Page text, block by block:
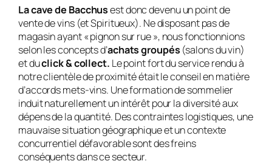
La cave de Bacchusest donc devenu un point de
vente de vins (et Spiritueux). Ne disposant pas de
magasin ayant « pignon sur rue », nous fonctionnions
selon les concepts d’achats groupés (salons du vin)
et duclick & collect. Le point fort du service rendu à
notre clientèle de proximité était le conseil en matière
d’accords mets-vins. Une formation de sommelier
induit naturellement un intérêt pour la diversité aux
dépens de la quantité. Des contraintes logistiques, une
mauvaise situation géographique et un contexte
concurrentiel défavorable sont des freins
conséquents dans ce secteur.